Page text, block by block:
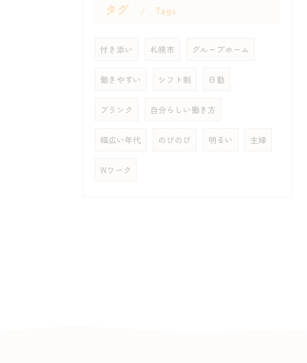
タグ Tags
付き添い 札幌市 グループホーム
働きやすい シフト制 日勤
ブランク 自分らしい働き方
幅広い年代 のびのび 明るい 主婦
Wワーク